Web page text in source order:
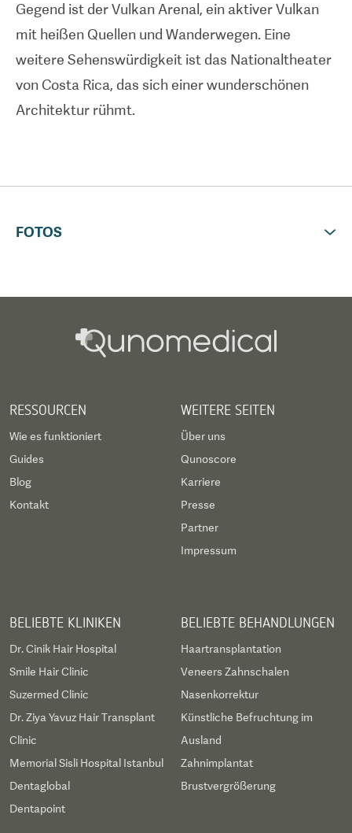
Zentrum entsteht. Diese hochmoderne Klinik, die
von der American Association for Accreditation of
Ambulatory Surgery Facilities International
(AAAASFI) akkreditiert ist, bietet jedem Patienten
Spitzentechnologie und -verfahren.
Gegend ist der Vulkan Arenal, ein aktiver Vulkan
mit heißen Quellen und Wanderwegen. Eine
weitere Sehenswürdigkeit ist das Nationaltheater
von Costa Rica, das sich einer wunderschönen
Architektur rühmt.
FOTOS
RESSOURCEN
Wie es funktioniert
Guides
Blog
Kontakt
WEITERE SEITEN
Über uns
Qunoscore
Karriere
Presse
Partner
Impressum
BELIEBTE KLINIKEN
Dr. Cinik Hair Hospital
Smile Hair Clinic
Suzermed Clinic
Dr. Ziya Yavuz Hair Transplant
Clinic
Memorial Sisli Hospital Istanbul
Dentaglobal
Dentapoint
BELIEBTE BEHANDLUNGEN
Haartransplantation
Veneers Zahnschalen
Nasenkorrektur
Künstliche Befruchtung im
Ausland
Zahnimplantat
Brustvergrößerung